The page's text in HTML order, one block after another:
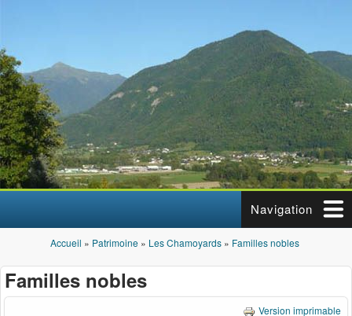
Navigation
Vous êtes ici
Accueil » Patrimoine » Les Chamoyards » Familles nobles
Familles nobles
Version imprimable